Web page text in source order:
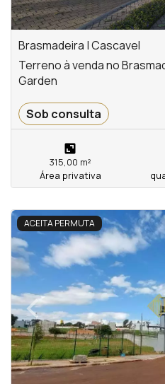
Brasmadeira | Cascavel
Terreno à venda no
Garden
Sob consulta
315,00 m²
Área privativa
ACEITA PERMUTA
<<<<
‹Previous